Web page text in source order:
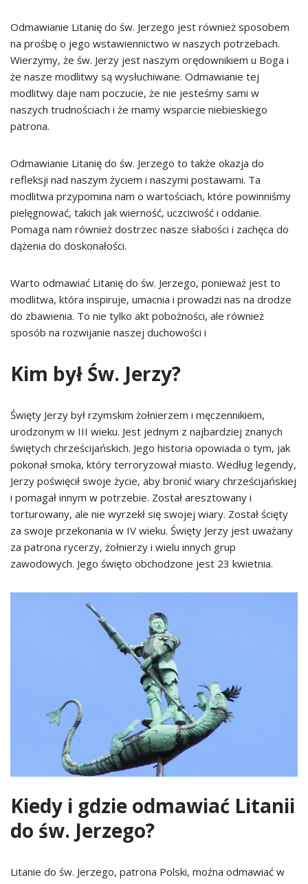
Odmawianie Litanię do św. Jerzego jest również sposobem
na prośbę o jego wstawiennictwo w naszych potrzebach.
Wierzymy, że św. Jerzy jest naszym orędownikiem u Boga i
że nasze modlitwy są wysłuchiwane. Odmawianie tej
modlitwy daje nam poczucie, że nie jesteśmy sami w
naszych trudnościach i że mamy wsparcie niebieskiego
patrona.
Odmawianie Litanię do św. Jerzego to także okazja do
refleksji nad naszym życiem i naszymi postawami. Ta
modlitwa przypomina nam o wartościach, które powinniśmy
pielęgnować, takich jak wierność, uczciwość i oddanie.
Pomaga nam również dostrzec nasze słabości i zachęca do
dążenia do doskonałości.
Warto odmawiać Litanię do św. Jerzego, ponieważ jest to
modlitwa, która inspiruje, umacnia i prowadzi nas na drodze
do zbawienia. To nie tylko akt pobożności, ale również
sposób na rozwijanie naszej duchowości i
Kim był Św. Jerzy?
Święty Jerzy był rzymskim żołnierzem i męczennikiem,
urodzonym w III wieku. Jest jednym z najbardziej znanych
świętych chrześcijańskich. Jego historia opowiada o tym, jak
pokonał smoka, który terroryzował miasto. Według legendy,
Jerzy poświęcił swoje życie, aby bronić wiary chrześcijańskiej
i pomagał innym w potrzebie. Został aresztowany i
torturowany, ale nie wyrzekł się swojej wiary. Został ścięty
za swoje przekonania w IV wieku. Święty Jerzy jest uważany
za patrona rycerzy, żołnierzy i wielu innych grup
zawodowych. Jego święto obchodzone jest 23 kwietnia.
Kiedy i gdzie odmawiać Litanii
do św. Jerzego?
Litanie do św. Jerzego, patrona Polski, można odmawiać w